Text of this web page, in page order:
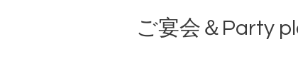
ご宴会＆Party